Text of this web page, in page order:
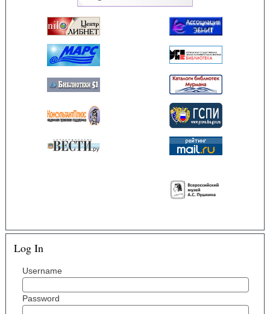
Log In
Username
Password